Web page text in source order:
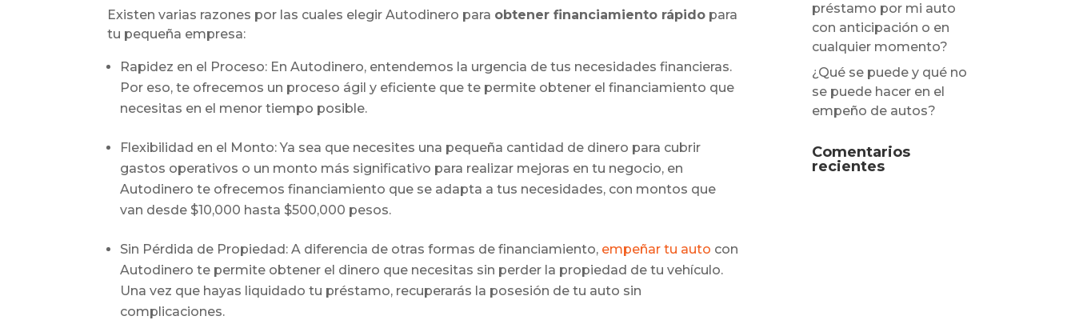
Existen varias razones por las cuales elegir Autodinero para obtener financiamiento rápido para
tu pequeña empresa:
Rapidez en el Proceso: En Autodinero, entendemos la urgencia de tus necesidades financieras.
Por eso, te ofrecemos un proceso ágil y eficiente que te permite obtener el financiamiento que
necesitas en el menor tiempo posible.
Flexibilidad en el Monto: Ya sea que necesites una pequeña cantidad de dinero para cubrir
gastos operativos o un monto más significativo para realizar mejoras en tu negocio, en
Autodinero te ofrecemos financiamiento que se adapta a tus necesidades, con montos que
van desde $10,000 hasta $500,000 pesos.
Sin Pérdida de Propiedad: A diferencia de otras formas de financiamiento, empeñar tu auto con
Autodinero te permite obtener el dinero que necesitas sin perder la propiedad de tu vehículo.
Una vez que hayas liquidado tu préstamo, recuperarás la posesión de tu auto sin
complicaciones.
préstamo por mi auto
con anticipación o en
cualquier momento?
¿Qué se puede y qué no
se puede hacer en el
empeño de autos?
Comentarios
recientes